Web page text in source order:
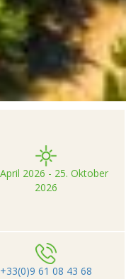
Seasonova>>
2026 - 25. Oktober
2026
+33(0)9 61 08 43 68